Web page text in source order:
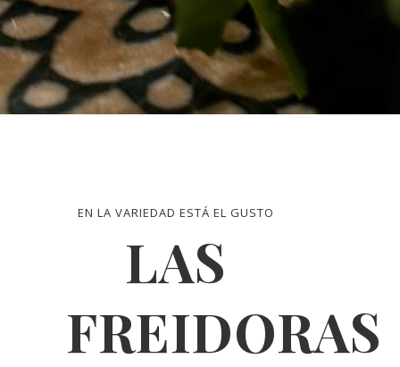
EN LA VARIEDAD ESTÁ EL GUSTO
LAS
FREIDORAS